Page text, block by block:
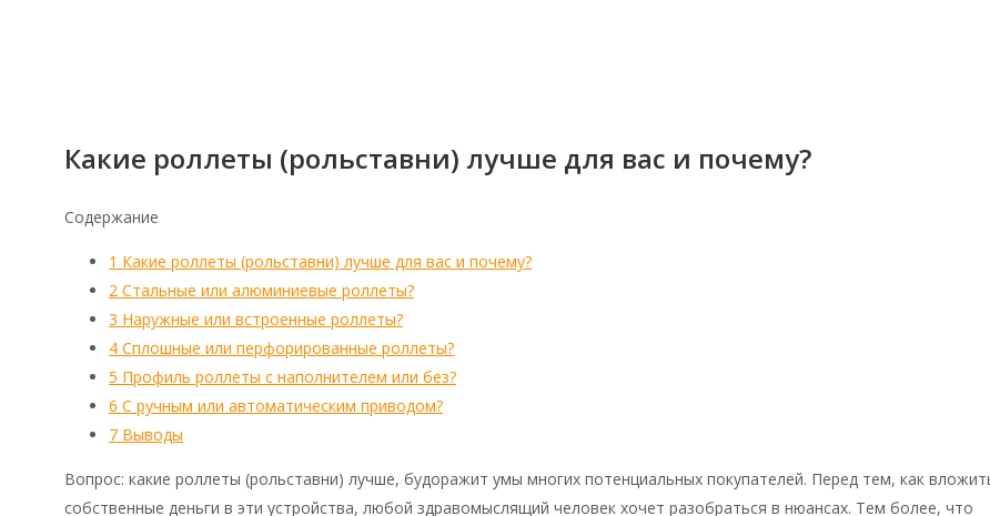
Какие роллеты (рольставни) лучше для вас и почему?
Содержание
1 Какие роллеты (рольставни) лучше для вас и почему?
2 Стальные или алюминиевые роллеты?
3 Наружные или встроенные роллеты?
4 Сплошные или перфорированные роллеты?
5 Профиль роллеты с наполнителем или без?
6 С ручным или автоматическим приводом?
7 Выводы
Вопрос: какие роллеты (рольставни) лучше, будоражит умы многих потенциальных покупателей. Перед тем, как
собственные деньги в эти устройства, любой здравомыслящий человек хочет разобраться в нюансах. Тем более, что